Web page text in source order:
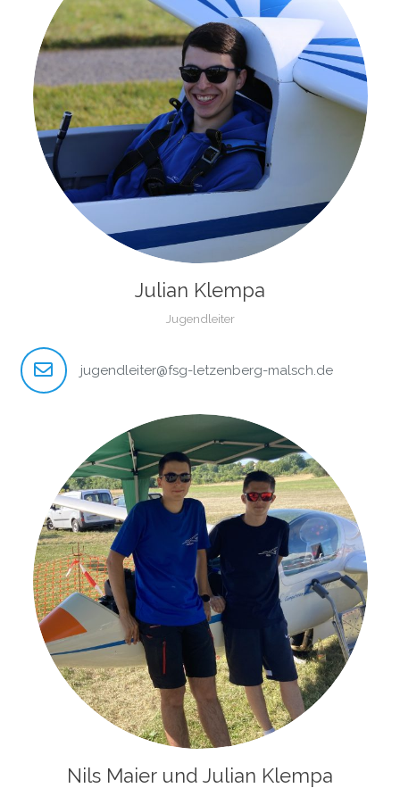
Julian Klempa
Jugendleiter
jugendleiter@fsg-letzenberg-malsch.de
Nils Maier und Julian Klempa